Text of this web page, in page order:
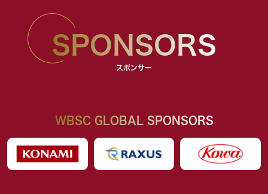
SPONSORS
スポンサー
WBSC GLOBAL SPONSORS